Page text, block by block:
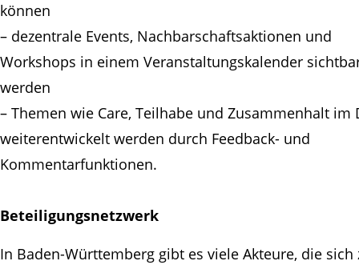
können
– dezentrale Events, Nachbarschaftsaktionen und
Workshops in einem Veranstaltungskalender
werden
– Themen wie Care, Teilhabe und Zusammenhalt im
weiterentwickelt werden durch Feedback- und
Kommentarfunktionen.
Beteiligungsnetzwerk
In Baden-Württemberg gibt es viele Akteure, die sich